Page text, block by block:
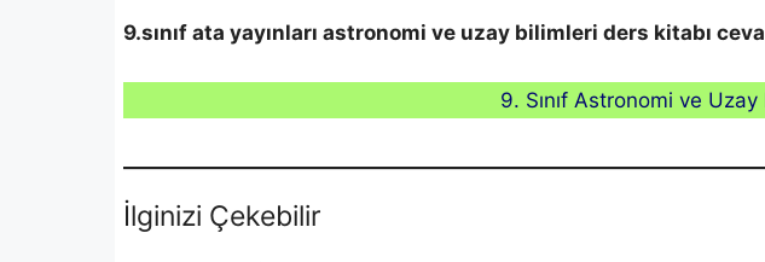
9.sınıf ata yayınları astronomi ve uzay bilimleri ders kitabı
9. Sınıf Astronomi ve Uzay
İlginizi Çekebilir